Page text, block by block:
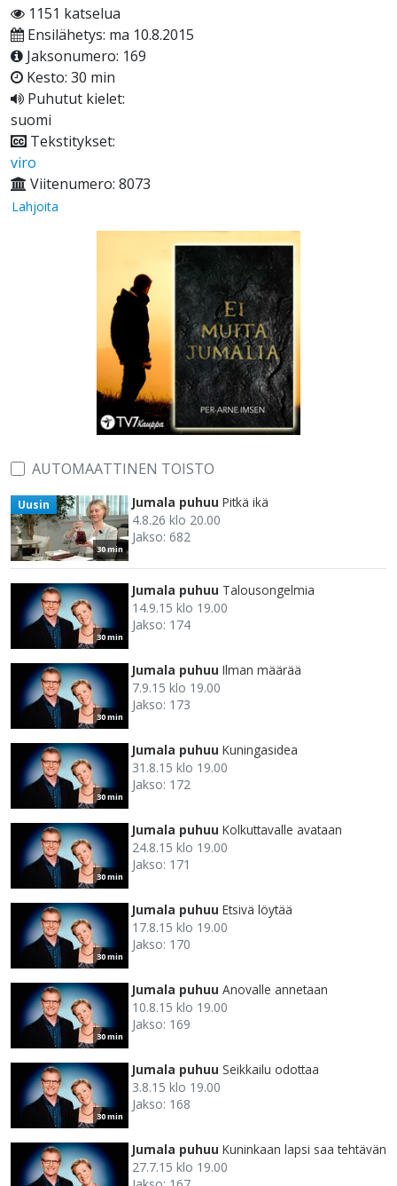
1151 katselua
Ensilähetys: ma 10.8.2015
Jaksonumero: 169
Kesto: 30 min
Puhutut kielet:
suomi
Tekstitykset:
viro
Viitenumero: 8073
Lahjoita
AUTOMAATTINEN TOISTO
30 min
Uusin Jumala puhuu Pitkä ikä
4.8.26 klo 20.00
Jakso: 682
30 min
Jumala puhuu Talousongelmia
14.9.15 klo 19.00
Jakso: 174
30 min
Jumala puhuu Ilman määrää
7.9.15 klo 19.00
Jakso: 173
30 min
Jumala puhuu Kuningasidea
31.8.15 klo 19.00
Jakso: 172
30 min
Jumala puhuu Kolkuttavalle avataan
24.8.15 klo 19.00
Jakso: 171
30 min
Jumala puhuu Etsivä löytää
17.8.15 klo 19.00
Jakso: 170
30 min
Jumala puhuu Anovalle annetaan
10.8.15 klo 19.00
Jakso: 169
30 min
Jumala puhuu Seikkailu odottaa
3.8.15 klo 19.00
Jakso: 168
Jumala puhuu Kuninkaan lapsi saa tehtävän
27.7.15 klo 19.00